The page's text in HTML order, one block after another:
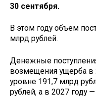
30 сентября.
В этом году объем
млрд рублей.
Денежные
возмещения ущерба в
уровне 191,7 млрд
рублей, а в 2027 году